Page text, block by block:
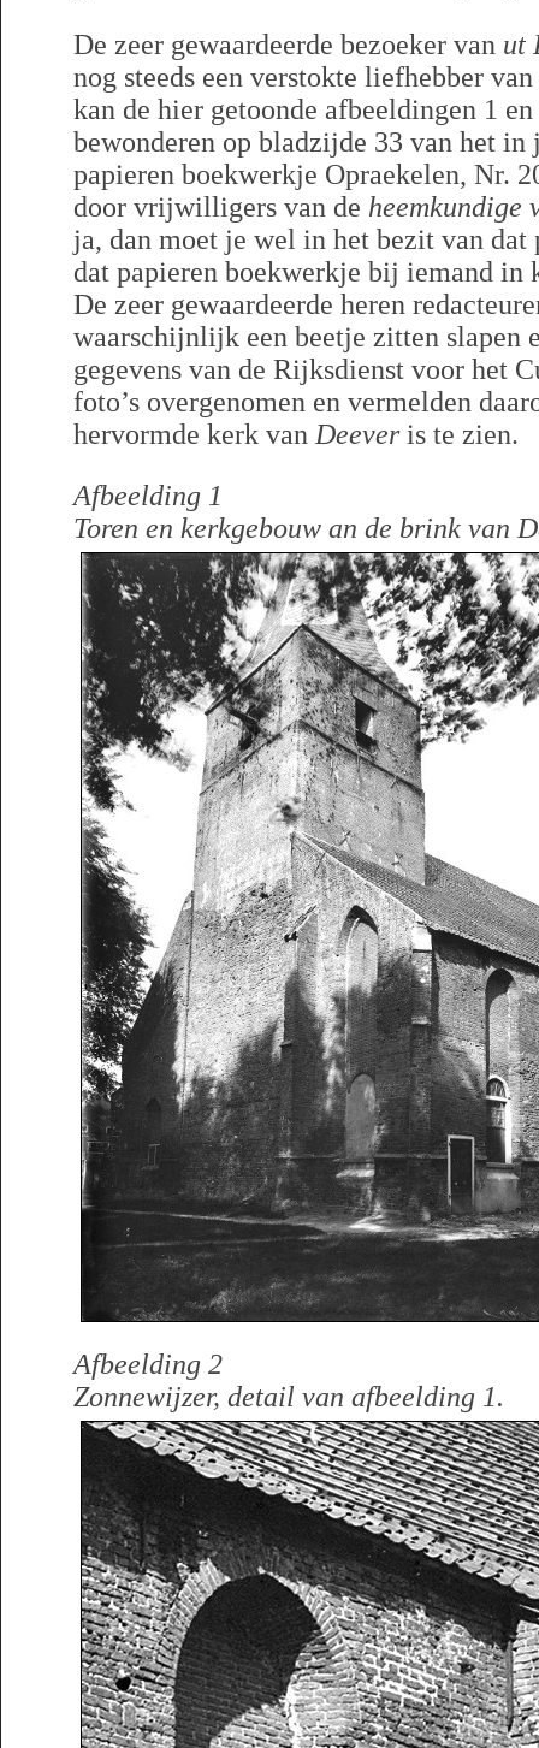
De zeer gewaardeerde bezoeker van ut
nog steeds een verstokte liefhebber
kan de hier getoonde afbeeldingen 1
bewonderen op bladzijde 33 van het in
papieren boekwerkje Opraekelen, Nr.
door vrijwilligers van de heemkundige
ja, dan moet je wel in het bezit van
dat papieren boekwerkje bij iemand in
De zeer gewaardeerde heren
waarschijnlijk een beetje zitten slapen
gegevens van de Rijksdienst voor het
foto’s overgenomen en vermelden
hervormde kerk van Deeveris te zien.
Afbeelding 1
Toren en kerkgebouw an de brink van
Afbeelding 2
Zonnewijzer, detail van afbeelding 1.